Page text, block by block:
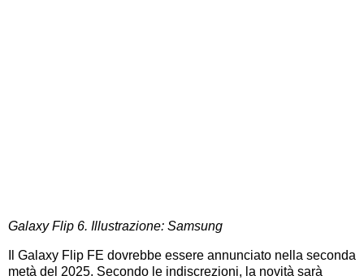
Galaxy Flip 6. Illustrazione: Samsung
Il Galaxy Flip FE dovrebbe essere annunciato nella seconda
metà del 2025. Secondo le indiscrezioni, la novità sarà